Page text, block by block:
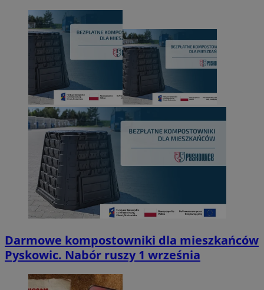
Darmowe kompostowniki dla mieszkańców
Pyskowic. Nabór ruszy 1 września